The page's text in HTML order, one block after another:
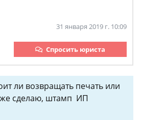
31 января 2019 г. 10:09
Спросить юриста
ли возвращать печать или
сделаю, штамп ИП